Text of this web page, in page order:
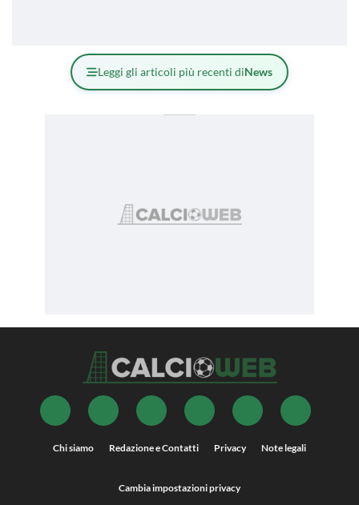
Leggi gli articoli più recenti diNews
Chi siamo Redazione e Contatti Privacy Note legali
Cambia impostazioni privacy